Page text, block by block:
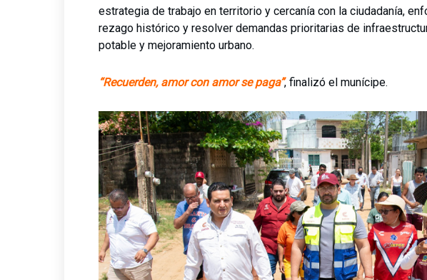
estrategia de trabajo en territorio y cercanía con la ciudadanía,
rezago histórico y resolver demandas prioritarias de
potable y mejoramiento urbano.
“Recuerden, amor con amor se paga”, finalizó el munícipe.